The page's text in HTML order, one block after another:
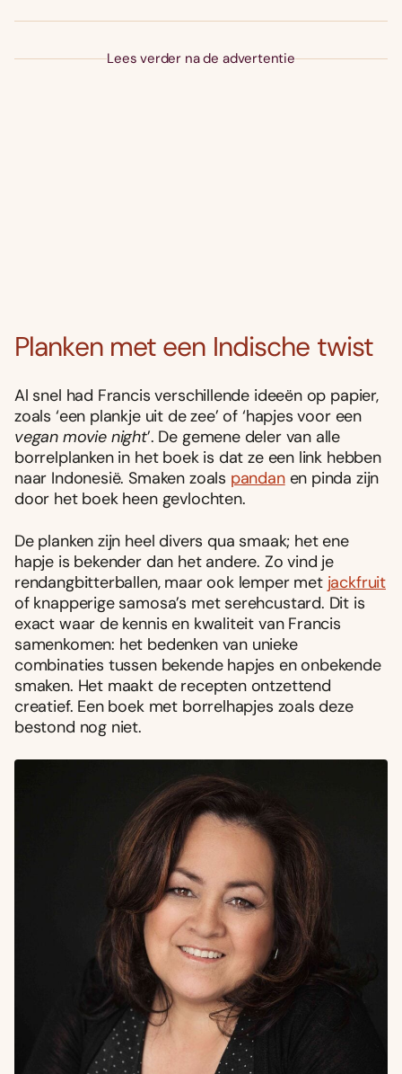
Lees verder na de advertentie
Planken met een Indische twist
Al snel had Francis verschillende ideeën op papier,
zoals ‘een plankje uit de zee’ of ‘hapjes voor een
vegan movie night’. De gemene deler van alle
borrelplanken in het boek is dat ze een link hebben
naar Indonesië. Smaken zoals pandanen pinda zijn
door het boek heen gevlochten.
De planken zijn heel divers qua smaak; het ene
hapje is bekender dan het andere. Zo vind je
rendangbitterballen, maar ook lemper met jackfruit
of knapperige samosa’s met serehcustard. Dit is
exact waar de kennis en kwaliteit van Francis
samenkomen: het bedenken van unieke
combinaties tussen bekende hapjes en onbekende
smaken. Het maakt de recepten ontzettend
creatief. Een boek met borrelhapjes zoals deze
bestond nog niet.